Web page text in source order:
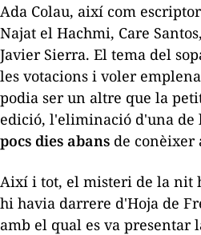
Ada Colau, així com
Najat el Hachmi, Care
Javier Sierra. El tema del
les votacions i voler
podia ser un altre que la
edició, l'eliminació d'una de
pocs dies abans de conèixer
Així i tot, el misteri de la nit
hi havia darrere d'Hoja de
amb el qual es va presentar